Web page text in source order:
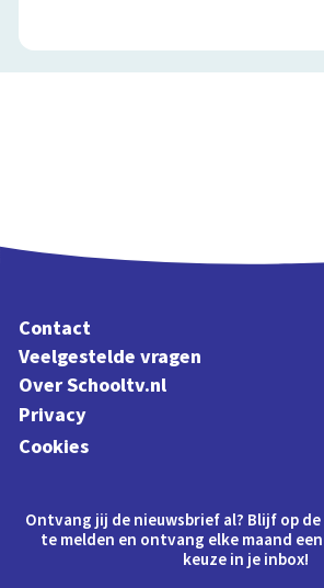
Contact
Veelgestelde vragen
Over Schooltv.nl
Privacy
Cookies
Ontvang jij de nieuwsbrief al? Blijf op
te melden en ontvang elke maand
keuze in je inbox!